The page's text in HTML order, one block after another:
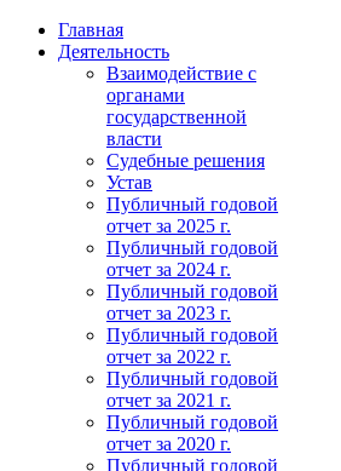
Главная
Деятельность
Взаимодействие с
органами
государственной
власти
Судебные решения
Устав
Публичный годовой
отчет за 2025 г.
Публичный годовой
отчет за 2024 г.
Публичный годовой
отчет за 2023 г.
Публичный годовой
отчет за 2022 г.
Публичный годовой
отчет за 2021 г.
Публичный годовой
отчет за 2020 г.
Публичный годовой